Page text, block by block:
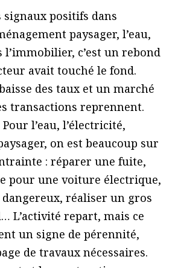
signaux positifs dans
paysager, l’eau,
l’immobilier, c’est un rebond
avait touché le fond.
des taux et un marché
transactions reprennent.
Pour l’eau, l’électricité,
on est beaucoup sur
: réparer une fuite,
pour une voiture électrique,
réaliser un gros
L’activité repart, mais ce
un signe de pérennité,
de travaux nécessaires.